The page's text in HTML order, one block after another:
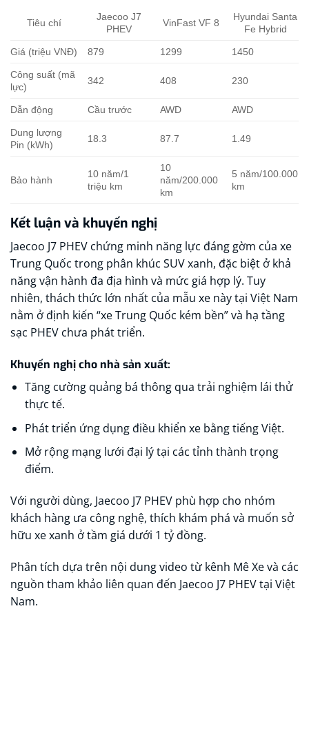
Tiêu chí
Jaecoo J7
PHEV
VinFast VF 8
Hyundai Santa
Fe Hybrid
Giá (triệu VNĐ) 879 1299 1450
Công suất (mã
lực)
342 408 230
Dẫn động Cầu trước AWD AWD
Dung lượng
Pin (kWh)
18.3 87.7 1.49
Bảo hành
10 năm/1
triệu km
10
năm/200.000
km
5 năm/100.000
km
Kết luận và khuyến nghị
Jaecoo J7 PHEV chứng minh năng lực đáng gờm của xe
Trung Quốc trong phân khúc SUV xanh, đặc biệt ở khả
năng vận hành đa địa hình và mức giá hợp lý. Tuy
nhiên, thách thức lớn nhất của mẫu xe này tại Việt Nam
nằm ở định kiến “xe Trung Quốc kém bền” và hạ tầng
sạc PHEV chưa phát triển.
Khuyến nghị cho nhà sản xuất:
Tăng cường quảng bá thông qua trải nghiệm lái thử
thực tế.
Phát triển ứng dụng điều khiển xe bằng tiếng Việt.
Mở rộng mạng lưới đại lý tại các tỉnh thành trọng
điểm.
Với người dùng, Jaecoo J7 PHEV phù hợp cho nhóm
khách hàng ưa công nghệ, thích khám phá và muốn sở
hữu xe xanh ở tầm giá dưới 1 tỷ đồng.
Phân tích dựa trên nội dung video từ kênh Mê Xe và các
nguồn tham khảo liên quan đến Jaecoo J7 PHEV tại Việt
Nam.